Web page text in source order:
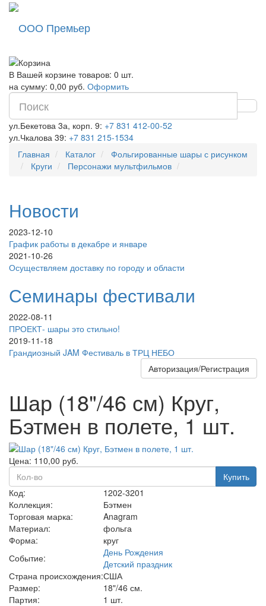
ООО Премьер
В Вашей корзине товаров: 0 шт.
на сумму: 0,00 руб. Оформить
ул.Бекетова 3а, корп. 9: +7 831 412-00-52
ул.Чкалова 39: +7 831 215-1534
Главная
Каталог
Фольгированные шары с рисунком
Круги
Персонажи мультфильмов
Новости
2023-12-10
График работы в декабре и январе
2021-10-26
Осуществляем доставку по городу и области
Семинары фестивали
2022-08-11
ПРОЕКТ- шары это стильно!
2019-11-18
Грандиозный JAM Фестиваль в ТРЦ НЕБО
Авторизация/Регистрация
Шар (18"/46 см) Круг,
Бэтмен в полете, 1 шт.
Цена: 110,00 руб.
Купить
Код:
1202-3201
Коллекция:
Бэтмен
Торговая марка:
Anagram
Материал:
фольга
Форма:
круг
Событие:
День Рождения
Детский праздник
Страна происхождения:США
Размер:
18"/46 см.
Партия:
1 шт.